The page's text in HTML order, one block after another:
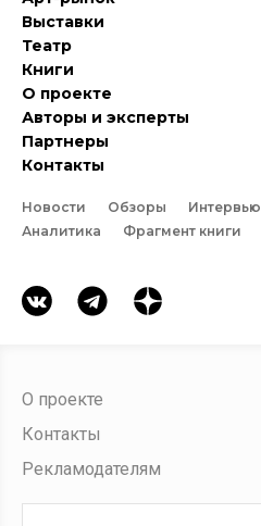
Выставки
Театр
Книги
О проекте
Авторы и эксперты
Партнеры
Контакты
Новости Обзоры Интервью
Аналитика
Фрагмент книги
О проекте
Контакты
Рекламодателям